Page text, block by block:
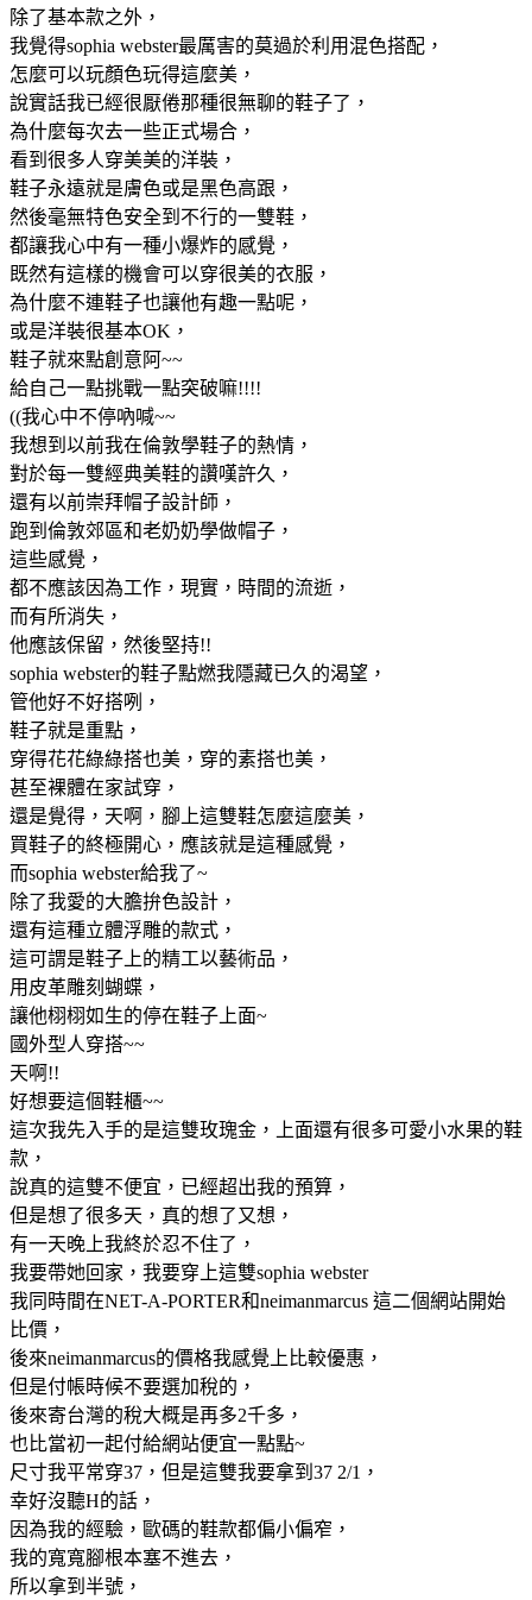
除了基本款之外，
我覺得sophia webster最厲害的莫過於利用混色搭配，
怎麼可以玩顏色玩得這麼美，
說實話我已經很厭倦那種很無聊的鞋子了，
為什麼每次去一些正式場合，
看到很多人穿美美的洋裝，
鞋子永遠就是膚色或是黑色高跟，
然後毫無特色安全到不行的一雙鞋，
都讓我心中有一種小爆炸的感覺，
既然有這樣的機會可以穿很美的衣服，
為什麼不連鞋子也讓他有趣一點呢，
或是洋裝很基本OK，
鞋子就來點創意阿~~
給自己一點挑戰一點突破嘛!!!!
((我心中不停吶喊~~
我想到以前我在倫敦學鞋子的熱情，
對於每一雙經典美鞋的讚嘆許久，
還有以前崇拜帽子設計師，
跑到倫敦郊區和老奶奶學做帽子，
這些感覺，
都不應該因為工作，現實，時間的流逝，
而有所消失，
他應該保留，然後堅持!!
sophia webster的鞋子點燃我隱藏已久的渴望，
管他好不好搭咧，
鞋子就是重點，
穿得花花綠綠搭也美，穿的素搭也美，
甚至裸體在家試穿，
還是覺得，天啊，腳上這雙鞋怎麼這麼美，
買鞋子的終極開心，應該就是這種感覺，
而sophia webster給我了~
除了我愛的大膽拚色設計，
還有這種立體浮雕的款式，
這可謂是鞋子上的精工以藝術品，
用皮革雕刻蝴蝶，
讓他栩栩如生的停在鞋子上面~
國外型人穿搭~~
天啊!!
好想要這個鞋櫃~~
這次我先入手的是這雙玫瑰金，上面還有很多可愛小水果的鞋
款，
說真的這雙不便宜，已經超出我的預算，
但是想了很多天，真的想了又想，
有一天晚上我終於忍不住了，
我要帶她回家，我要穿上這雙sophia webster
我同時間在NET-A-PORTER和neimanmarcus 這二個網站開始
比價，
後來neimanmarcus的價格我感覺上比較優惠，
但是付帳時候不要選加稅的，
後來寄台灣的稅大概是再多2千多，
也比當初一起付給網站便宜一點點~
尺寸我平常穿37，但是這雙我要拿到37 2/1，
幸好沒聽H的話，
因為我的經驗，歐碼的鞋款都偏小偏窄，
我的寬寬腳根本塞不進去，
所以拿到半號，